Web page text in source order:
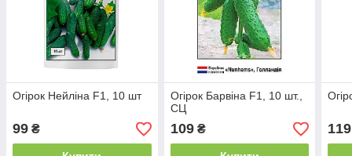
Огірок Нейліна F1, 10 шт
99 ₴
Огірок Барвіна F1, 10 шт.,
СЦ
109₴ 119